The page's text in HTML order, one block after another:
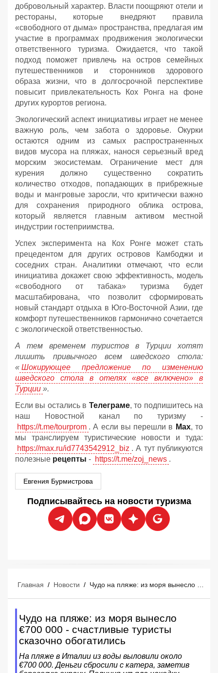
добровольный характер. Власти поощряют отели и
рестораны, которые внедряют правила
«свободного от дыма» пространства, предлагая им
участие в программах продвижения экологически
ответственного туризма. Ожидается, что такой
подход поможет привлечь на остров семейных
путешественников и сторонников здорового
образа жизни, что в долгосрочной перспективе
повысит привлекательность Кох Ронга на фоне
других курортов региона.
Экологический аспект инициативы играет не менее
важную роль, чем забота о здоровье. Окурки
остаются одним из самых распространенных
видов мусора на пляжах, нанося серьезный вред
морским экосистемам. Ограничение мест для
курения должно существенно сократить
количество отходов, попадающих в прибрежные
воды и мангровые заросли, что критически важно
для сохранения природного облика острова,
который является главным активом местной
индустрии гостеприимства.
Успех эксперимента на Кох Ронге может стать
прецедентом для других островов Камбоджи и
соседних стран. Аналитики отмечают, что если
инициатива докажет свою эффективность, модель
«свободного от табака» туризма будет
масштабирована, что позволит сформировать
новый стандарт отдыха в Юго-Восточной Азии, где
комфорт путешественников гармонично сочетается
с экологической ответственностью.
А тем временем туристов в Турции хотят
лишить привычного всем шведского стола:
« Шокирующее предложение по изменению
шведского стола в отелях «все включено» в
Турции ».
Если вы остались в Телеграме, то подпишитесь на
наш Новостной канал по туризму -
https://t.me/tourprom . А если вы перешли в Мах, то
мы транслируем туристические новости и туда:
https://max.ru/id7743542912_biz . А тут публикуются
полезные рецепты - https://t.me/zoj_news .
Евгения Бурмистрова
Подписывайтесь на новости туризма
Главная / Новости /
Чудо на пляже: из моря вынесло
€700 000 - счастливые туристы
сказочно обогатились
На пляже в Италии из воды выловили около
€700 000. Деньги сбросили с катера, заметив